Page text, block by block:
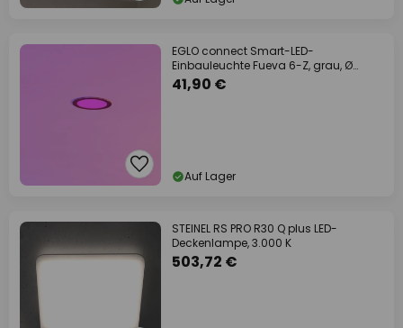
EGLO connect Smart-LED-
Einbauleuchte Fueva 6-Z, grau, Ø
16cm
41,90 €
Auf Lager
STEINEL RS PRO R30 Q plus LED-
Deckenlampe, 3.000 K
503,72 €